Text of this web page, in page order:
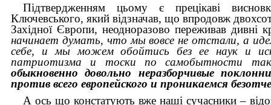
Підтвердженням цьому є прецікаві
Ключевського, який відзначав, що впродовж
Західної Європи, неодноразово переживав дивні
начинает думать, что мы вовсе не отстали, а
себе, и мы можем обойтись без ее наук и
патриотизма и тоски по самобытности
обыкновенно довольно неразборчивые
против всего европейского и проникаемся
А ось що констатують вже наші сучасники –